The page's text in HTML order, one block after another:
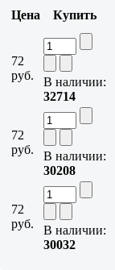
Цена Купить
72
руб.
В наличии:
32714
72
руб.
В наличии:
30208
72
руб.
В наличии:
30032